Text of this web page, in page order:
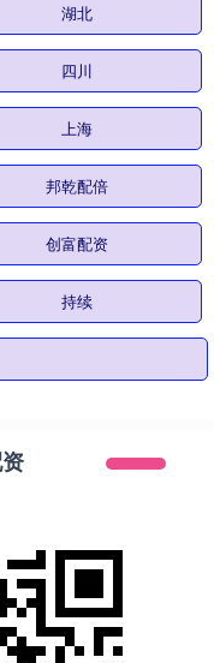
湖北
四川
上海
邦乾配倍
创富配资
持续